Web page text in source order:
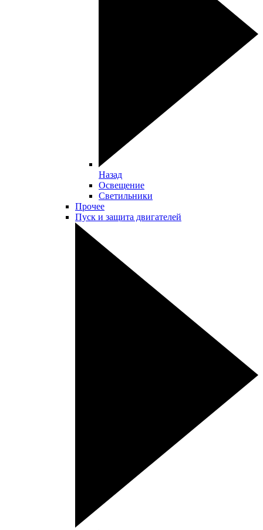
Назад
Освещение
Светильники
Прочее
Пуск и защита двигателей